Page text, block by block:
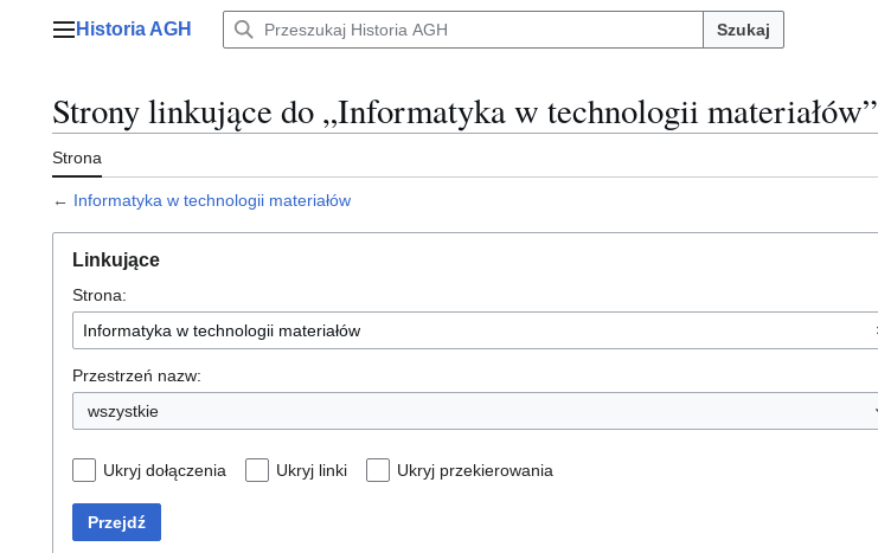
Menu główne
Historia AGH Szukaj
Strony linkujące do „Informatyka w technologii materiałów”
Strona
← Informatyka w technologii materiałów
Linkujące
Strona:
Przestrzeń nazw:
wszystkie
Ukryj dołączenia Ukryj linki Ukryj przekierowania
Przejdź